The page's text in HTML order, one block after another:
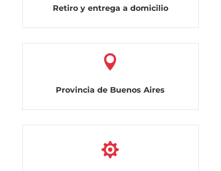
Retiro y entrega a domicilio

Provincia de Buenos Aires
